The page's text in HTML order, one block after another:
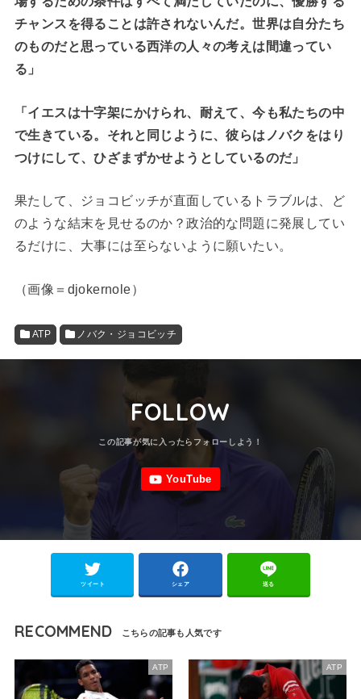
チャンスを得ることは許されないんだ。世界は自分たち
のものだと思っている西洋の人々の考えは間違ってい
る」
「イエスは十字架にかけられ、耐えて、今も私たちの中
で生きている。それと同じように、彼らはノバクをはり
つけにして、ひざまずかせようとしているのだ」
果たして、ジョコビッチが直面しているトラブルは、ど
のような結末を見せるのか？政治的な問題に発展してい
るだけに、大事には至らないように願いたい。
（画像＝djokernole）
ATP ノバク・ジョコビッチ
FOLLOW
ツイート シェア 送る
RECOMMEND
ATP ATP